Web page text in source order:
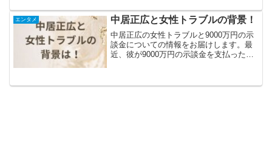
政策をゴリ押して、基礎控除もガソリン
減税も霧散させたそ...
エンタメ 中居正広と女性トラブルの背景！
中居正広の女性トラブルと9000万円の示
談金についての情報をお届けします。最
近、彼が9000万円の示談金を支払ったと